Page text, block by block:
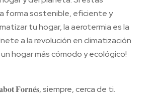
forma sostenible, eficiente y
tu hogar, la aerotermia es la
a la revolución en climatización
hogar más cómodo y ecológico!
𝐅𝐨𝐫𝐧𝐞́𝐬, siempre, cerca de ti.